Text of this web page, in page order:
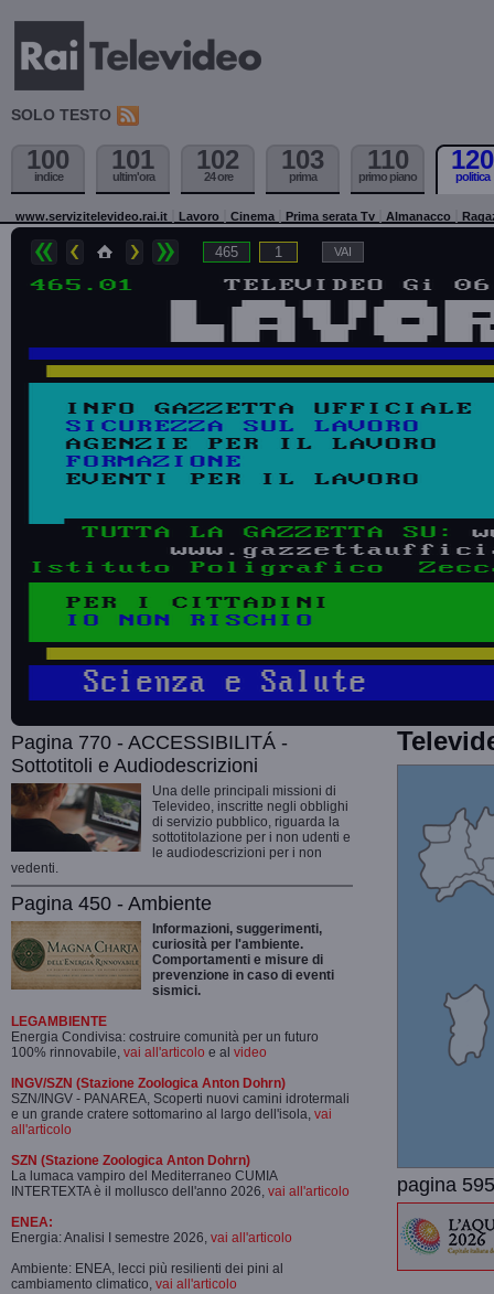
SOLO TESTO
100
indice
101
ultim'ora
102
24 ore
103
prima
110
primo piano
120
politica
www.servizitelevideo.rai.it Lavoro Cinema Prima serata Tv Almanacco
Pagina 770 - ACCESSIBILITÁ -
Sottotitoli e Audiodescrizioni
Una delle principali missioni di
Televideo, inscritte negli obblighi
di servizio pubblico, riguarda la
sottotitolazione per i non udenti e
le audiodescrizioni per i non
vedenti.
Pagina 450 - Ambiente
Informazioni, suggerimenti,
curiosità per l'ambiente.
Comportamenti e misure di
prevenzione in caso di eventi
sismici.
LEGAMBIENTE
Energia Condivisa: costruire comunità per un futuro
100% rinnovabile, vai all'articolo e al video
INGV/SZN (Stazione Zoologica Anton Dohrn)
SZN/INGV - PANAREA, Scoperti nuovi camini idrotermali
e un grande cratere sottomarino al largo dell'isola, vai
all'articolo
SZN (Stazione Zoologica Anton Dohrn)
La lumaca vampiro del Mediterraneo CUMIA
INTERTEXTA è il mollusco dell'anno 2026, vai all'articolo
ENEA:
Energia: Analisi I semestre 2026, vai all'articolo
Ambiente: ENEA, lecci più resilienti dei pini al
cambiamento climatico, vai all'articolo
pagina